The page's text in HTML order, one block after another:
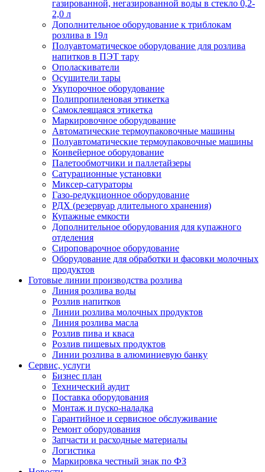
газированной, негазированной воды в стекло 0,2-
2,0 л
Дополнительное оборудование к триблокам
розлива в 19л
Полуавтоматическое оборудование для розлива
напитков в ПЭТ тару
Ополаскиватели
Осушители тары
Укупорочное оборудование
Полипропиленовая этикетка
Самоклеящаяся этикетка
Маркировочное оборудование
Автоматические термоупаковочные машины
Полуавтоматические термоупаковочные машины
Конвейерное оборудование
Палетообмотчики и паллетайзеры
Сатурационные установки
Миксер-сатураторы
Газо-редукционное оборудование
РДХ (резервуар длительного хранения)
Купажные емкости
Дополнительное оборудования для купажного
отделения
Сироповарочное оборудование
Оборудование для обработки и фасовки молочных
продуктов
Готовые линии производства розлива
Линия розлива воды
Розлив напитков
Линии розлива молочных продуктов
Линия розлива масла
Розлив пива и кваса
Розлив пищевых продуктов
Линии розлива в алюминиевую банку
Сервис, услуги
Бизнес план
Технический аудит
Поставка оборудования
Монтаж и пуско-наладка
Гарантийное и сервисное обслуживание
Ремонт оборудования
Запчасти и расходные материалы
Логистика
Маркировка честный знак по ФЗ